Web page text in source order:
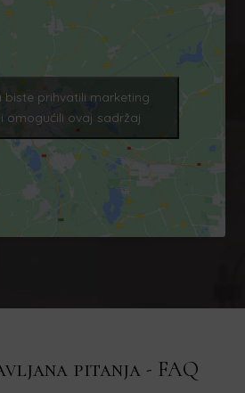
biste prihvatili marketing
omogućili ovaj sadržaj
pitanja - FAQ